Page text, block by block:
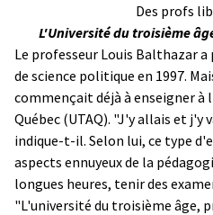
Des profs
L'Université du troisième
Le professeur Louis Balthazar
de science politique en 1997.
commençait déjà à enseigner à
Québec (UTAQ). "J'y allais et j'y
indique-t-il. Selon lui, ce type
aspects ennuyeux de la
longues heures, tenir des
"L'université du troisième âge,